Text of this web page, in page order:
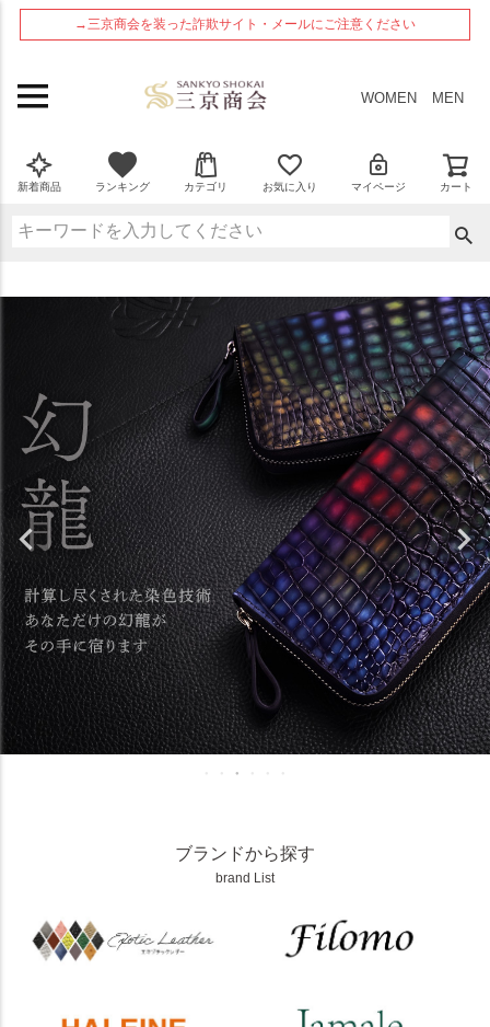
→三京商会を装った詐欺サイト・メールにご注意ください
WOMEN MEN
新着商品 ランキング カテゴリ お気に入り マイページ カート
ブランドから探す
brand List
ペー